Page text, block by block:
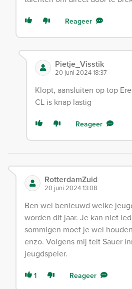
Reageer
Pietje_Visstik
20 juni 2024 18:37
Klopt, aansluiten op top
CL is knap lastig
Reageer
RotterdamZuid
20 juni 2024 13:08
Ben wel benieuwd welke
worden dit jaar. Je kan niet
sommigen moet je wel
enzo. Volgens mij telt Sauer
jeugdspeler.
1 Reageer